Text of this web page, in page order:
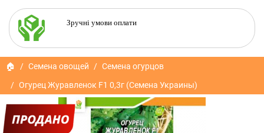
Зручні умови оплати
🏠 Семена овощей
Семена огурцов
Огурец Журавленок F1 0,3г (Семена Украины)